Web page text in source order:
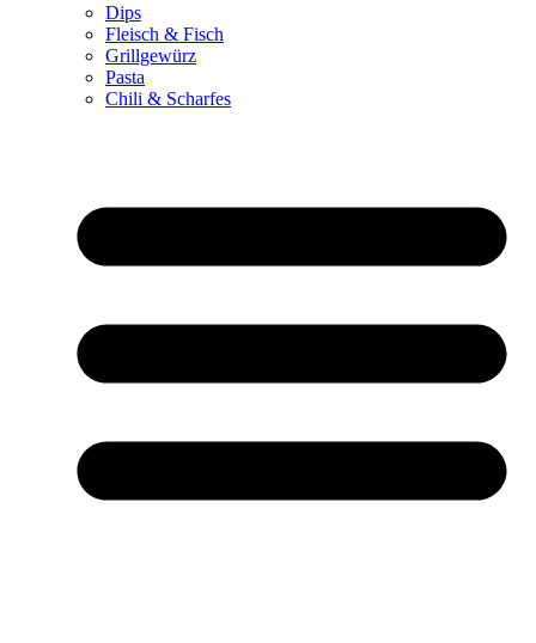
Dips
Fleisch & Fisch
Grillgewürz
Pasta
Chili & Scharfes